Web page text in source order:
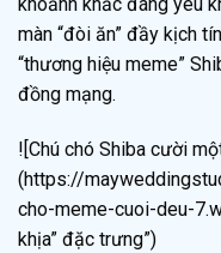
màn “đòi ăn” đầy kịch
“thương hiệu meme”
đồng mạng.
![Chú chó Shiba cười
(https://
cho-meme-cuoi-deu-
khịa” đặc trưng”)